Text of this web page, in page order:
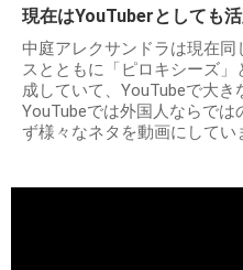
現在はYouTuberとしても
中庭アレクサンドラは現在
スとともに「ピロキシーズ
成していて、YouTubeで大き
YouTubeでは外国人ならで
ず様々なネタを動画にしてい